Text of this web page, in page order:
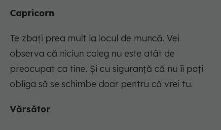
Capricorn
Te zbați prea mult la locul de muncă. Vei
observa că niciun coleg nu este atât de
preocupat ca tine. Și cu siguranță că nu îi poți
obliga să se schimbe doar pentru că vrei tu.
Vărsător